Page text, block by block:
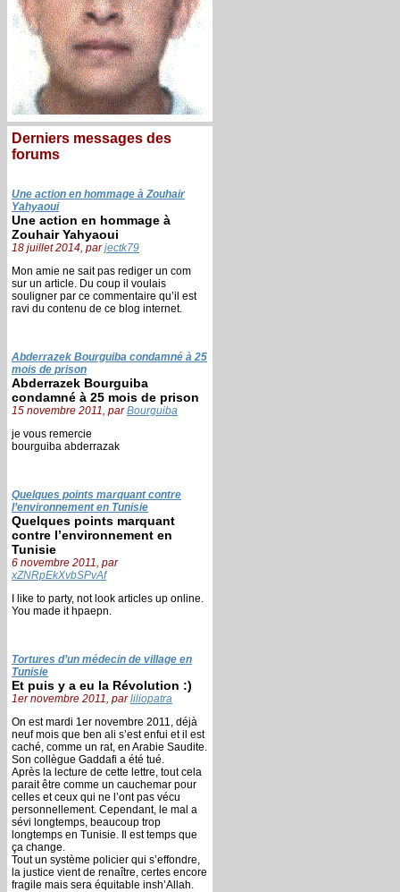
Derniers messages des
forums
Une action en hommage à Zouhair
Yahyaoui
Une action en hommage à
Zouhair Yahyaoui
18 juillet 2014, parjectk79
Mon amie ne sait pas rediger un com
sur un article. Du coup il voulais
souligner par ce commentaire qu’il est
ravi du contenu de ce blog internet.
Abderrazek Bourguiba condamné à 25
mois de prison
Abderrazek Bourguiba
condamné à 25 mois de prison
15 novembre 2011, parBourguiba
je vous remercie
bourguiba abderrazak
Quelques points marquant contre
l’environnement en Tunisie
Quelques points marquant
contre l’environnement en
Tunisie
6 novembre 2011, par
xZNRpEkXvbSPvAf
I like to party, not look articles up online.
You made it hpaepn.
Tortures d’un médecin de village en
Tunisie
Et puis y a eu la Révolution :)
1er novembre 2011, parliliopatra
On est mardi 1er novembre 2011, déjà
neuf mois que ben ali s’est enfui et il est
caché, comme un rat, en Arabie Saudite.
Son collègue Gaddafi a été tué.
Après la lecture de cette lettre, tout cela
parait être comme un cauchemar pour
celles et ceux qui ne l’ont pas vécu
personnellement. Cependant, le mal a
sévi longtemps, beaucoup trop
longtemps en Tunisie. Il est temps que
ça change.
Tout un système policier qui s’effondre,
la justice vient de renaître, certes encore
fragile mais sera équitable insh’Allah.